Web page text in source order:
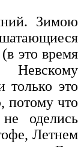
Зимою
это время
только это
потому что
оделись
Летнем